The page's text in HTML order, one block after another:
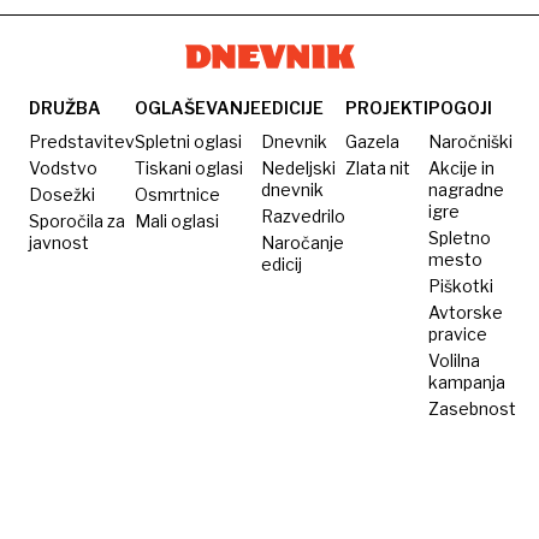
šport
je
tisti,
ki ga
izvajamo
vsak
žlico
DRUŽBA
Predstavitev
Vodstvo
Dosežki
Sporočila za
javnost
OGLAŠEVANJE
Spletni oglasi
Tiskani oglasi
Osmrtnice
Mali oglasi
EDICIJE
Dnevnik
Nedeljski
dnevnik
Razvedrilo
Naročanje
edicij
PROJEKTI
Gazela
Zlata nit
POGOJI
Naročniški
Akcije in
nagradne
igre
Spletno
mesto
Piškotki
Avtorske
pravice
Volilna
kampanja
Zasebnost